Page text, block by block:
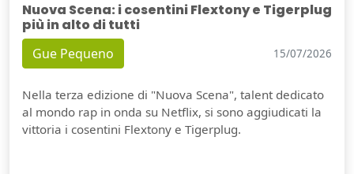
Nuova Scena: i cosentini Flextony e Tigerplug
più in alto di tutti
Gue Pequeno 15/07/2026
Nella terza edizione di "Nuova Scena", talent dedicato
al mondo rap in onda su Netflix, si sono aggiudicati la
vittoria i cosentini Flextony e Tigerplug.